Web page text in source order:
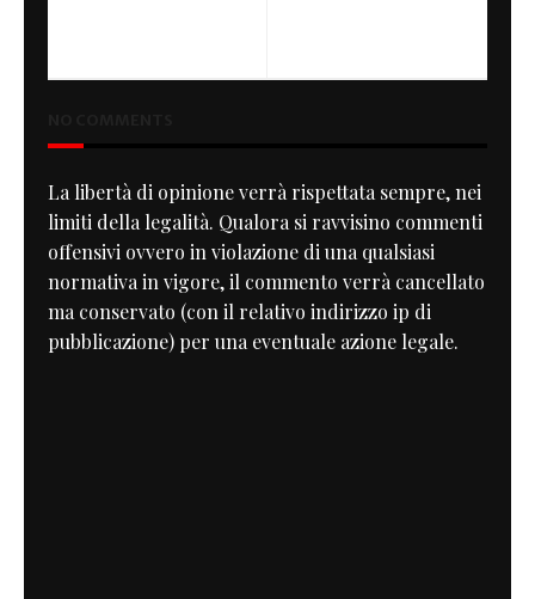
La libertà di opinione verrà rispettata sempre, nei
limiti della legalità. Qualora si ravvisino commenti
offensivi ovvero in violazione di una qualsiasi
normativa in vigore, il commento verrà cancellato
ma conservato (con il relativo indirizzo ip di
pubblicazione) per una eventuale azione legale.